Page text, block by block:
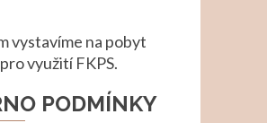
vystavíme na pobyt
využití FKPS.
PODMÍNKY